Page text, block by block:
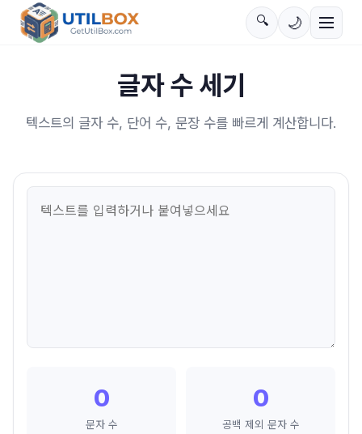
🔍 🌙
글자 수 세기
텍스트의 글자 수, 단어 수, 문장 수를 빠르게 계산합니다.
0
문자 수
0
공백 제외 문자 수